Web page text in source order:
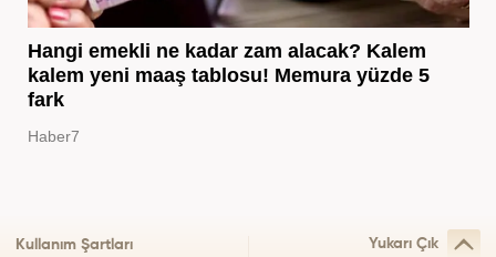
Hangi emekli ne kadar zam alacak? Kalem
kalem yeni maaş tablosu! Memura yüzde 5
fark
Haber7
Kullanım Şartları Yukarı Çık